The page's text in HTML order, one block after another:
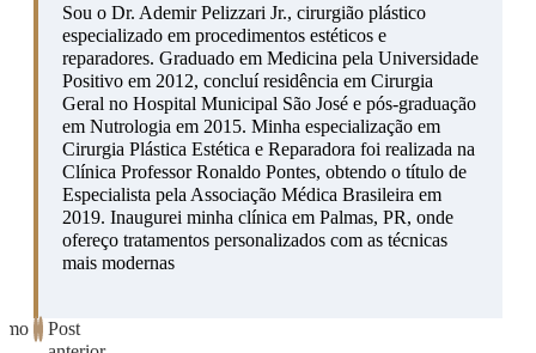
Sou o Dr. Ademir Pelizzari Jr., cirurgião plástico
especializado em procedimentos estéticos e
reparadores. Graduado em Medicina pela Universidade
Positivo em 2012, concluí residência em Cirurgia
Geral no Hospital Municipal São José e pós-graduação
em Nutrologia em 2015. Minha especialização em
Cirurgia Plástica Estética e Reparadora foi realizada na
Clínica Professor Ronaldo Pontes, obtendo o título de
Especialista pela Associação Médica Brasileira em
2019. Inaugurei minha clínica em Palmas, PR, onde
ofereço tratamentos personalizados com as técnicas
mais modernas
Post